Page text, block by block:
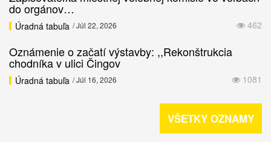
do orgánov…
462
Úradná tabuľa / Júl 22, 2026
Oznámenie o začatí výstavby: ,,Rekonštrukcia
chodníka v ulici Čingov
1081
Úradná tabuľa / Júl 16, 2026
VŠETKY OZNAMY